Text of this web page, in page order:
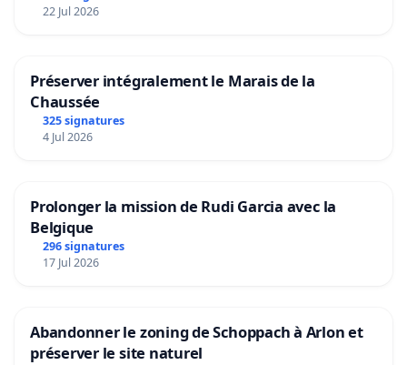
22 Jul 2026
Préserver intégralement le Marais de la
Chaussée
325 signatures
4 Jul 2026
Prolonger la mission de Rudi Garcia avec la
Belgique
296 signatures
17 Jul 2026
Abandonner le zoning de Schoppach à Arlon et
préserver le site naturel